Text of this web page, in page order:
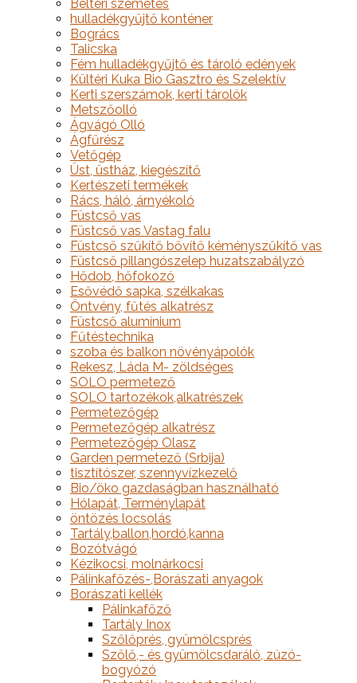
Beltéri szemetes
hulladékgyűjtő konténer
Bogrács
Talicska
Fém hulladékgyűjtő és tároló edények
Kültéri Kuka Bio Gasztro és Szelektív
Kerti szerszámok, kerti tárolók
Metszőolló
Ágvágó Olló
Ágfűrész
Vetőgép
Üst, üstház, kiegészítő
Kertészeti termékek
Rács, háló, árnyékoló
Füstcső vas
Füstcső vas Vastag falu
Füstcső szűkítő bővítő kéményszűkítő vas
Füstcső pillangószelep huzatszabályzó
Hődob, hőfokozó
Esővédő sapka, szélkakas
Öntvény, fűtés alkatrész
Füstcső alumínium
Fűtéstechnika
szoba és balkon növényápolók
Rekesz, Láda M- zöldséges
SOLO permetező
SOLO tartozékok,alkatrészek
Permetezőgép
Permetezőgép alkatrész
Permetezőgép Olasz
Garden permetező (Srbija)
tisztítószer, szennyvízkezelő
Bio/öko gazdaságban használható
Hólapát, Terménylapát
öntözés locsolás
Tartály,ballon,hordó,kanna
Bozótvágó
Kézikocsi, molnárkocsi
Pálinkafőzés-,Borászati anyagok
Borászati kellék
Pálinkafőző
Tartály Inox
Szőlőprés, gyümölcsprés
Szőlő,- és gyümölcsdaráló, zúzó-
bogyózó